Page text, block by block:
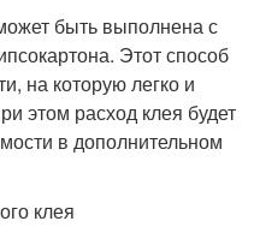
быть выполнена с
Этот способ
на которую легко и
этом расход клея будет
в дополнительном
клея